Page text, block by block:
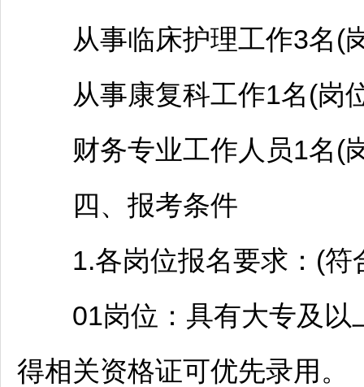
从事临床护理工作3名(
从事康复科工作1名(岗
财务专业工作人员1名(
四、报考条件
1.各岗位报名要求：(符
01岗位：具有大专及以
得相关资格证可优先录用。